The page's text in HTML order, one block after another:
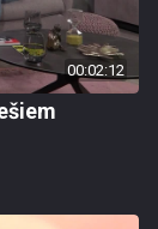
00:02:12